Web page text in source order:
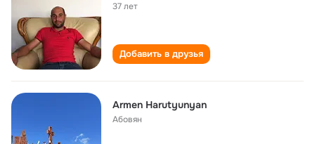
37 лет
Добавить в друзья
Armen Harutyunyan
Абовян